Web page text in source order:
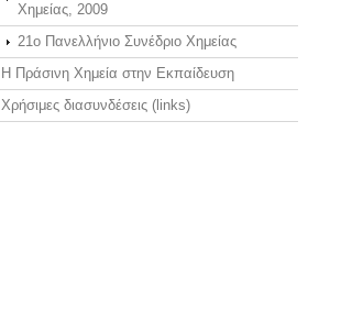
Χημείας, 2009
21o Πανελλήνιο Συνέδριο Χημείας
Η Πράσινη Χημεία στην Εκπαίδευση
Χρήσιμες διασυνδέσεις (links)